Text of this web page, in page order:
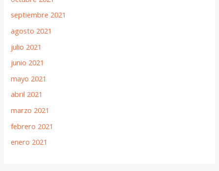
septiembre 2021
agosto 2021
julio 2021
junio 2021
mayo 2021
abril 2021
marzo 2021
febrero 2021
enero 2021